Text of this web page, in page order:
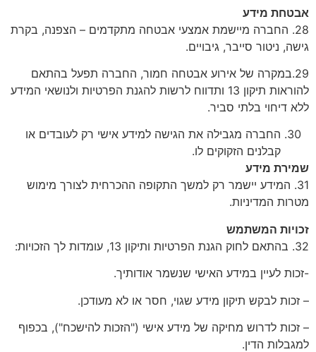
אבטחת מידע
28. החברה מיישמת אמצעי אבטחה מתקדמים – הצפנה, בקרת
גישה, ניטור סייבר, גיבויים.
29.במקרה של אירוע אבטחה חמור, החברה תפעל בהתאם
להוראות תיקון 13 ותדווח לרשות להגנת הפרטיות ולנושאי המידע
ללא דיחוי בלתי סביר.
החברה מגבילה את הגישה למידע אישי רק לעובדים או
קבלנים הזקוקים לו.
שמירת מידע
31. המידע יישמר רק למשך התקופה ההכרחית לצורך מימוש
מטרות המדיניות.
זכויות המשתמש
32. בהתאם לחוק הגנת הפרטיות ותיקון 13, עומדות לך הזכויות:
-זכות לעיין במידע האישי שנשמר אודותיך.
– זכות לבקש תיקון מידע שגוי, חסר או לא מעודכן.
– זכות לדרוש מחיקה של מידע אישי ("הזכות להישכח"), בכפוף
למגבלות הדין.